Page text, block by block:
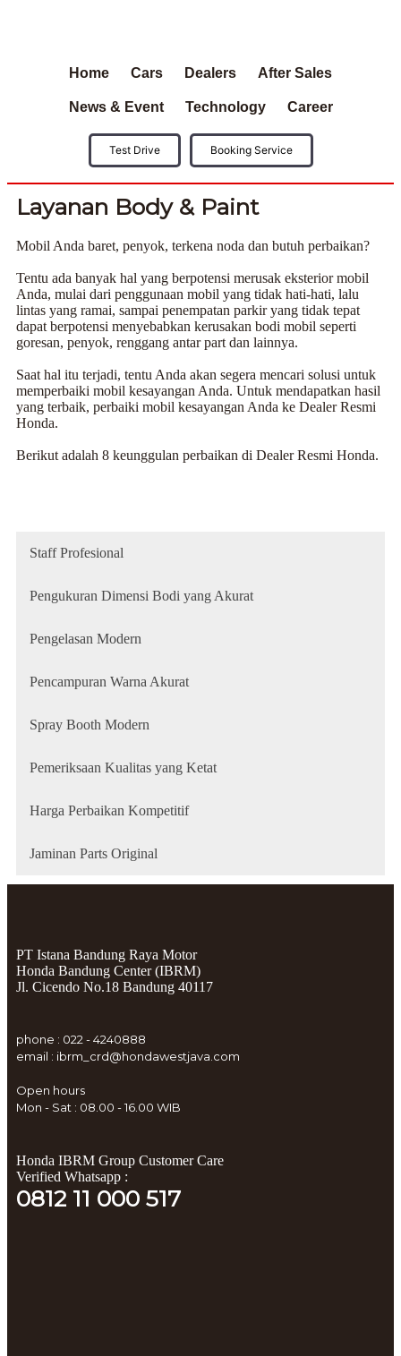
Home Cars Dealers After Sales
News & Event Technology Career
Test Drive Booking Service
Layanan Body & Paint
Mobil Anda baret, penyok, terkena noda dan butuh perbaikan?
Tentu ada banyak hal yang berpotensi merusak eksterior mobil
Anda, mulai dari penggunaan mobil yang tidak hati-hati, lalu
lintas yang ramai, sampai penempatan parkir yang tidak tepat
dapat berpotensi menyebabkan kerusakan bodi mobil seperti
goresan, penyok, renggang antar part dan lainnya.
Saat hal itu terjadi, tentu Anda akan segera mencari solusi untuk
memperbaiki mobil kesayangan Anda. Untuk mendapatkan hasil
yang terbaik, perbaiki mobil kesayangan Anda ke Dealer Resmi
Honda.
Berikut adalah 8 keunggulan perbaikan di Dealer Resmi Honda.
Staff Profesional
Pengukuran Dimensi Bodi yang Akurat
Pengelasan Modern
Pencampuran Warna Akurat
Spray Booth Modern
Pemeriksaan Kualitas yang Ketat
Harga Perbaikan Kompetitif
Jaminan Parts Original
PT Istana Bandung Raya Motor
Honda Bandung Center (IBRM)
Jl. Cicendo No.18 Bandung 40117
phone : 022 - 4240888
email : ibrm_crd@hondawestjava.com
Open hours
Mon - Sat : 08.00 - 16.00 WIB
Honda IBRM Group Customer Care
Verified Whatsapp :
0812 11 000 517